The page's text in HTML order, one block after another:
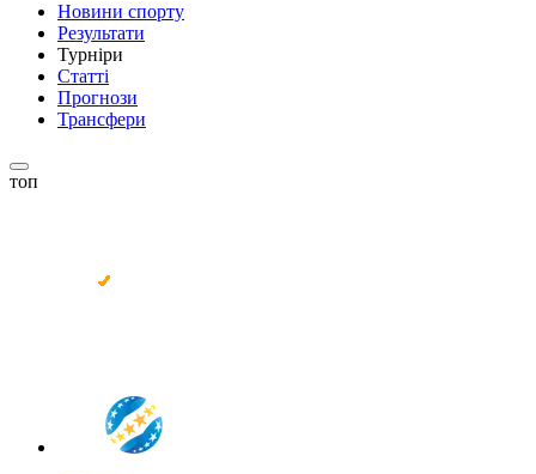
Новини спорту
Результати
Турніри
Статті
Прогнози
Трансфери
топ